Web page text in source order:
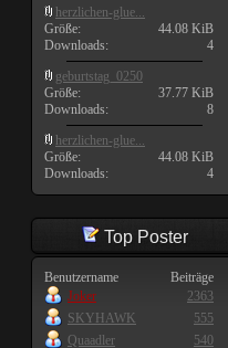
herzlichen-glue...
Größe:
44.08 KiB
Downloads:
4
geburtstag_0250
Größe:
37.77 KiB
Downloads:
8
herzlichen-glue...
Größe:
44.08 KiB
Downloads:
4
Top Poster
Benutzername
Beiträge
Joker
2363
SKYHAWK
555
Quaadler
540